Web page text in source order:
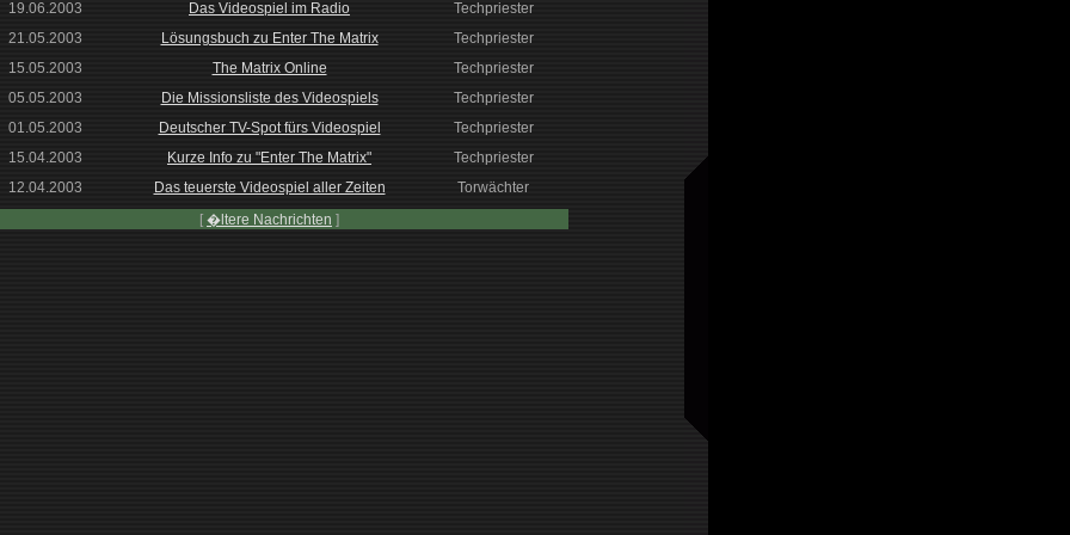
19.06.2003
Das Videospiel im Radio
Techpriester
21.05.2003
Lösungsbuch zu Enter The Matrix
Techpriester
15.05.2003
The Matrix Online
Techpriester
05.05.2003
Die Missionsliste des Videospiels
Techpriester
01.05.2003
Deutscher TV-Spot fürs Videospiel
Techpriester
15.04.2003
Kurze Info zu "Enter The Matrix"
Techpriester
12.04.2003
Das teuerste Videospiel aller Zeiten
Torwächter
[ �ltere Nachrichten ]